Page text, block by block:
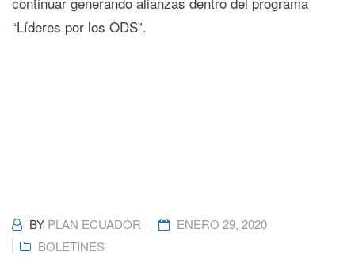
“Líderes por los ODS”.
BY PLAN ECUADOR
ENERO 29, 2020
BOLETINES